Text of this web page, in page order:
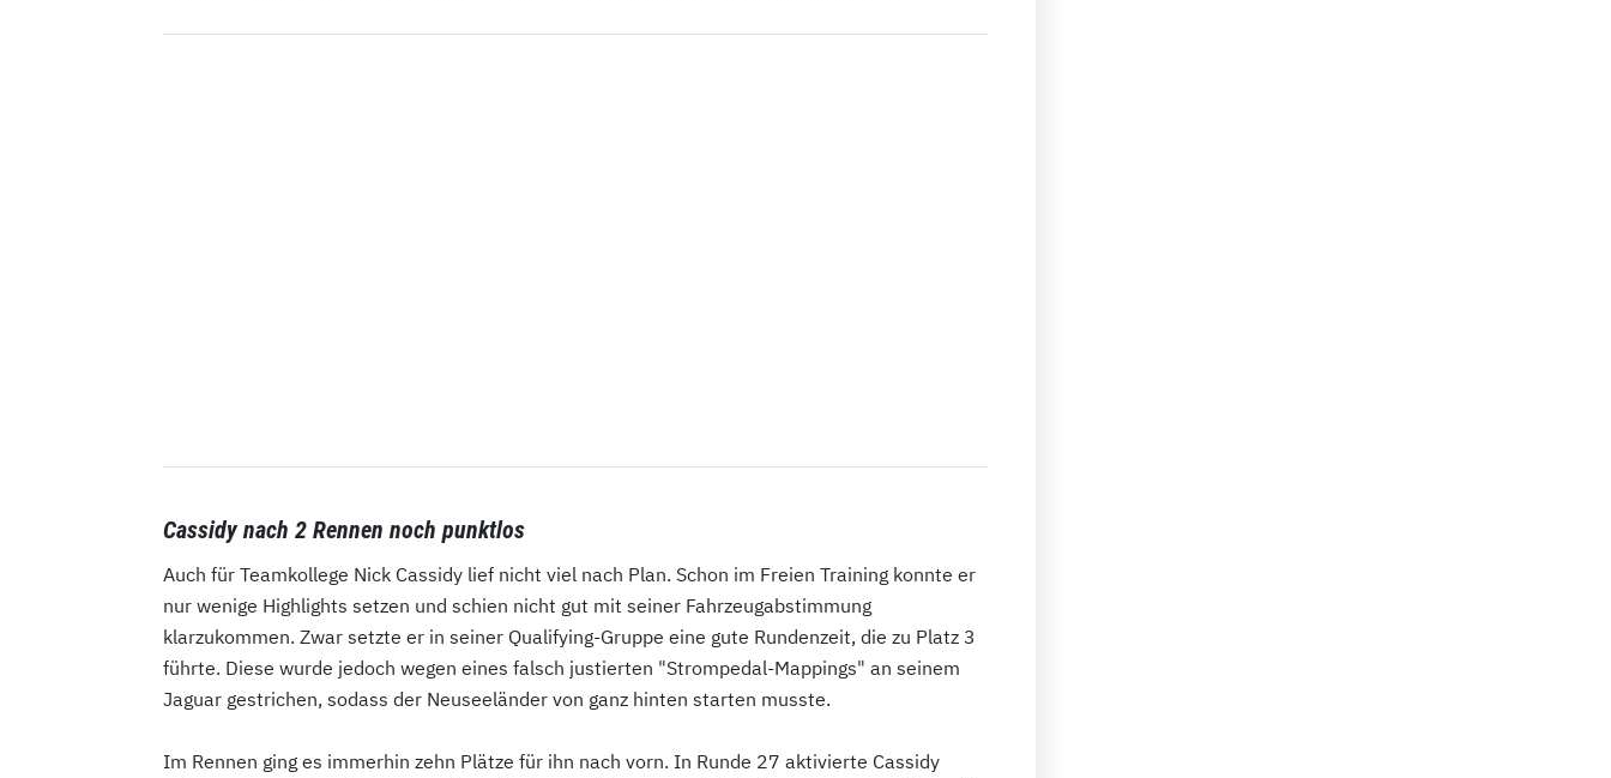
Cassidy nach 2 Rennen noch punktlos
Auch für Teamkollege Nick Cassidy lief nicht viel nach Plan. Schon im Freien Training konnte er
nur wenige Highlights setzen und schien nicht gut mit seiner Fahrzeugabstimmung
klarzukommen. Zwar setzte er in seiner Qualifying-Gruppe eine gute Rundenzeit, die zu Platz 3
führte. Diese wurde jedoch wegen eines falsch justierten "Strompedal-Mappings" an seinem
Jaguar gestrichen, sodass der Neuseeländer von ganz hinten starten musste.
Im Rennen ging es immerhin zehn Plätze für ihn nach vorn. In Runde 27 aktivierte Cassidy